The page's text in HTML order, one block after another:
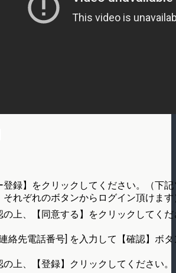
登録】をクリックしてください。（下
それぞれのボタンからログイン頂けます
の上、【同意する】をクリックしてくだ
絡先電話番号] を入力して【確認】ボ
上、【登録】クリックしてください。